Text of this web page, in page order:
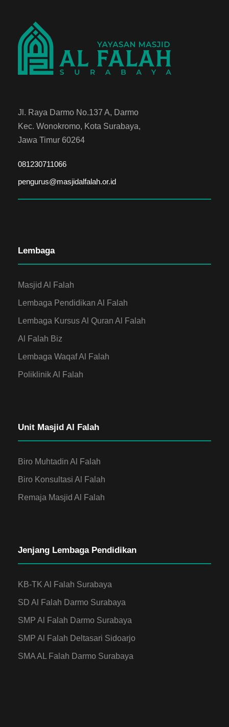
Jl. Raya Darmo No.137 A, Darmo
Kec. Wonokromo, Kota Surabaya,
Jawa Timur 60264
081230711066
pengurus@masjidalfalah.or.id
Lembaga
Masjid Al Falah
Lembaga Pendidikan Al Falah
Lembaga Kursus Al Quran Al Falah
Al Falah Biz
Lembaga Waqaf Al Falah
Poliklinik Al Falah
Unit Masjid Al Falah
Biro Muhtadin Al Falah
Biro Konsultasi Al Falah
Remaja Masjid Al Falah
Jenjang Lembaga Pendidikan
KB-TK Al Falah Surabaya
SD Al Falah Darmo Surabaya
SMP Al Falah Darmo Surabaya
SMP Al Falah Deltasari Sidoarjo
SMA AL Falah Darmo Surabaya